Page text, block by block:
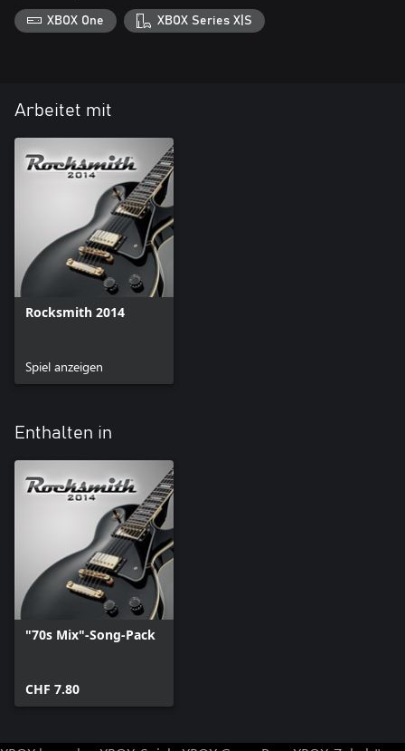
XBOX One XBOX Series X|S
Arbeitet mit
Rocksmith 2014
Spiel anzeigen
Enthalten in
"70s Mix"-Song-Pack
CHF 7.80